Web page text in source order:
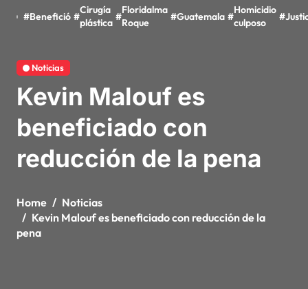
#Benefició #
Cirugía
plástica
#
Floridalma
Roque
#Guatemala #
Homicidio
culposo
#
Noticias
Kevin Malouf es
beneficiado con
reducción de la pena
Home
Noticias
Kevin Malouf es beneficiado con reducción de la
pena